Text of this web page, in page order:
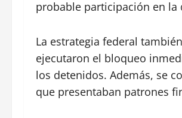
probable participación en la
La estrategia federal
ejecutaron el bloqueo
los detenidos. Además, se
que presentaban patrones